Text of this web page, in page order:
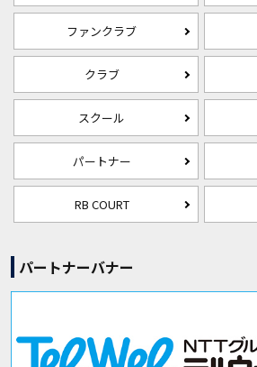
ファンクラブ
クラブ
スクール
パートナー
RB COURT
パートナーバナー